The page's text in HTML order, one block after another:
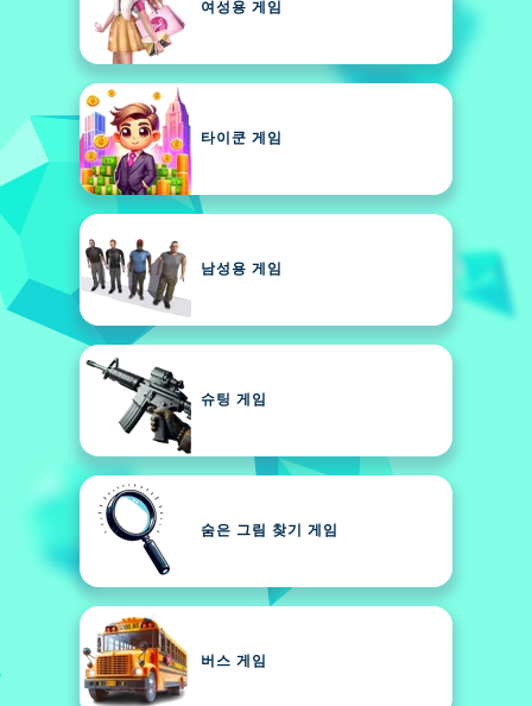
여성용 게임
타이쿤 게임
남성용 게임
슈팅 게임
숨은 그림 찾기 게임
버스 게임